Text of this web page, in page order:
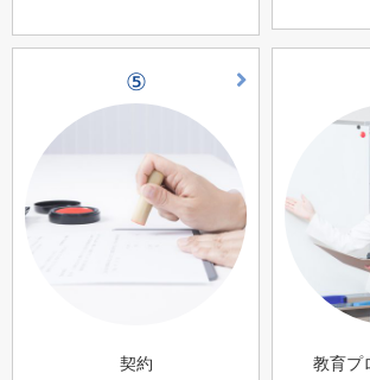
⑤
契約 教育プ